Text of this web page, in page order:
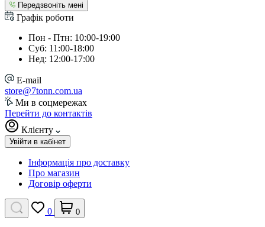
Передзвоніть мені
Графік роботи
Пон - Птн: 10:00-19:00
Суб: 11:00-18:00
Нед: 12:00-17:00
E-mail
store@7tonn.com.ua
Ми в соцмережах
Перейти до контактів
Клієнту
Увійти в кабінет
Інформація про доставку
Про магазин
Договір оферти
0 0